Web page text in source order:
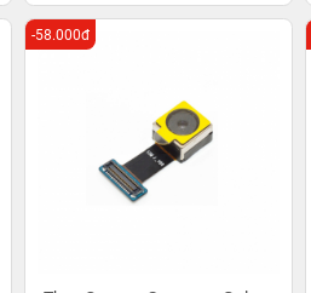
-58.000đ